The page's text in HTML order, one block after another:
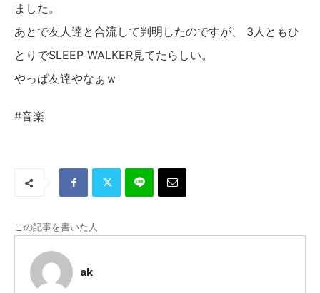
ました。
あとで友人達と合流して判明したのですが、 3人ともひ
とりでSLEEP WALKER見てたらしい。
やっぱ友達やなぁｗ
#音楽
この記事を書いた人
ak